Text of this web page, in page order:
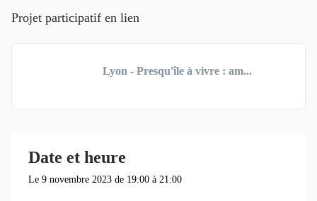
Projet participatif en lien
Lyon - Presqu'île à vivre : am...
Date et heure
Le 9 novembre 2023 de 19:00 à 21:00